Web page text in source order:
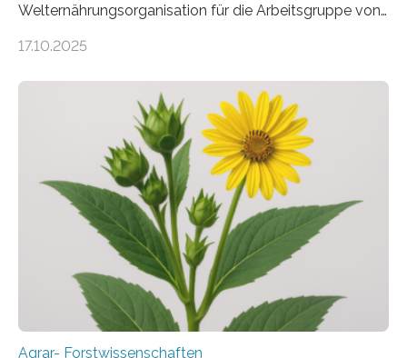
Welternährungsorganisation für die Arbeitsgruppe von
Insektenbiotechnologie der JLU Insekten spielen eine
aber Krankheiten übertragen und der Landwirtschaft
und dem Gartenbau erhebliche Schäden zufügen. Es ist
daher entscheidend, Schadinsekten effektiv zu
bekämpfen, während gleichzeitig nützliche Insekten
erhalten bleiben. An der Justus-Liebig-Universität
Gießen (JLU) erforscht die Arbeitsgruppe von Prof. Dr.
Marc F. Schetelig am Institut für
Insektenbiotechnologie neue biologische und
biotechnologische Verfahren zur…
17.10.2025
Agrar- Forstwissenschaften